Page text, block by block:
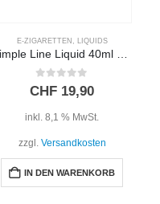
E-ZIGARETTEN , LIQUIDS
Simple Line Liquid 40ml – VANILLE
0out of 5
CHF 19,90
inkl. 8,1 % MwSt.
zzgl. Versandkosten
IN DEN WARENKORB